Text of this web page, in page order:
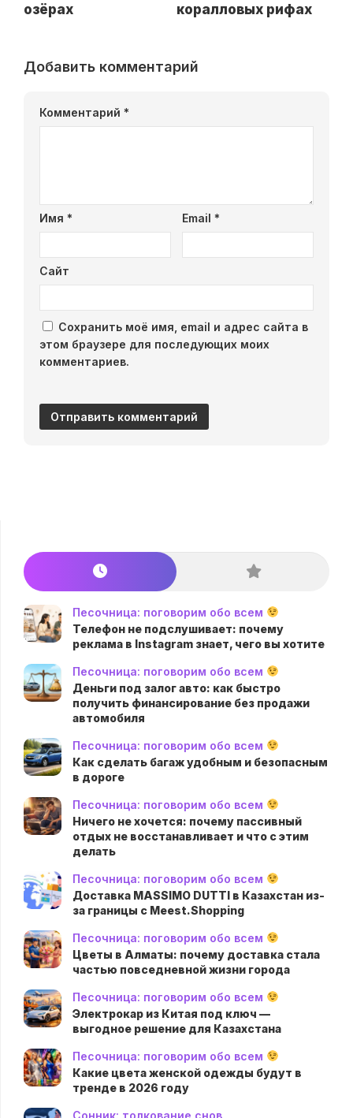
озёрах
коралловых рифах
Добавить комментарий
Комментарий *
Имя * Email *
Сайт
Сохранить моё имя, email и адрес сайта в
этом браузере для последующих моих
комментариев.
Песочница: поговорим обо всем
Телефон не подслушивает: почему
реклама в Instagram знает, чего вы хотите
Песочница: поговорим обо всем
Деньги под залог авто: как быстро
получить финансирование без продажи
автомобиля
Песочница: поговорим обо всем
Как сделать багаж удобным и безопасным
в дороге
Песочница: поговорим обо всем
Ничего не хочется: почему пассивный
отдых не восстанавливает и что с этим
делать
Песочница: поговорим обо всем
Доставка MASSIMO DUTTI в Казахстан из-
за границы с Meest.Shopping
Песочница: поговорим обо всем
Цветы в Алматы: почему доставка стала
частью повседневной жизни города
Песочница: поговорим обо всем
Электрокар из Китая под ключ —
выгодное решение для Казахстана
Песочница: поговорим обо всем
Какие цвета женской одежды будут в
тренде в 2026 году
Сонник: толкование снов